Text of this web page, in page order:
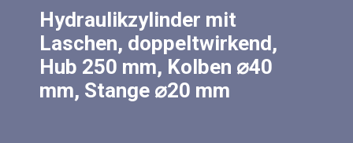
Hydraulikzylinder mit
Laschen, doppeltwirkend,
Hub 250 mm, Kolben ⌀40
mm, Stange ⌀20 mm